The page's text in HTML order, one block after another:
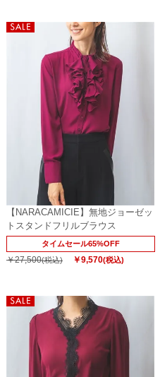
【NARACAMICIE】無地ジョーゼッ
トスタンドフリルブラウス
タイムセール65%OFF
￥27,500(税込) ￥9,570(税込)